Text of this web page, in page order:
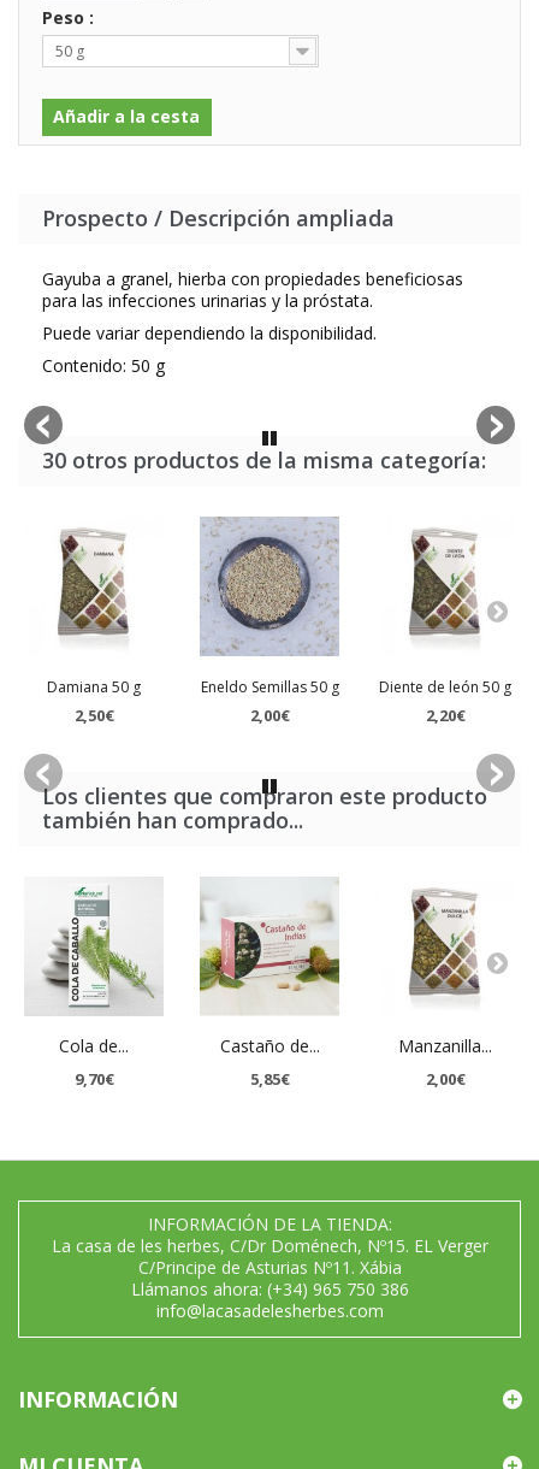
Peso :
50 g
Añadir a la cesta
Prospecto / Descripción ampliada
Gayuba a granel, hierba con propiedades beneficiosas
para las infecciones urinarias y la próstata.
Puede variar dependiendo la disponibilidad.
Contenido: 50 g
30 otros productos de la misma categoría:
Damiana 50 g
2,50€
Eneldo Semillas 50 g
2,00€
Diente de león 50 g
2,20€
Los clientes que compraron este producto
también han comprado...
Cola de...
9,70€
Castaño de...
5,85€
Manzanilla...
2,00€
INFORMACIÓN DE LA TIENDA:
La casa de les herbes, C/Dr Doménech, Nº15. EL Verger
C/Principe de Asturias Nº11. Xábia
Llámanos ahora: (+34) 965 750 386
info@lacasadelesherbes.com
INFORMACIÓN